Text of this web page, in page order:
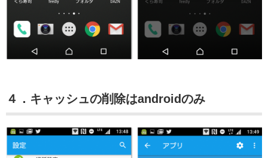
４．キャッシュの削除はandroidのみ